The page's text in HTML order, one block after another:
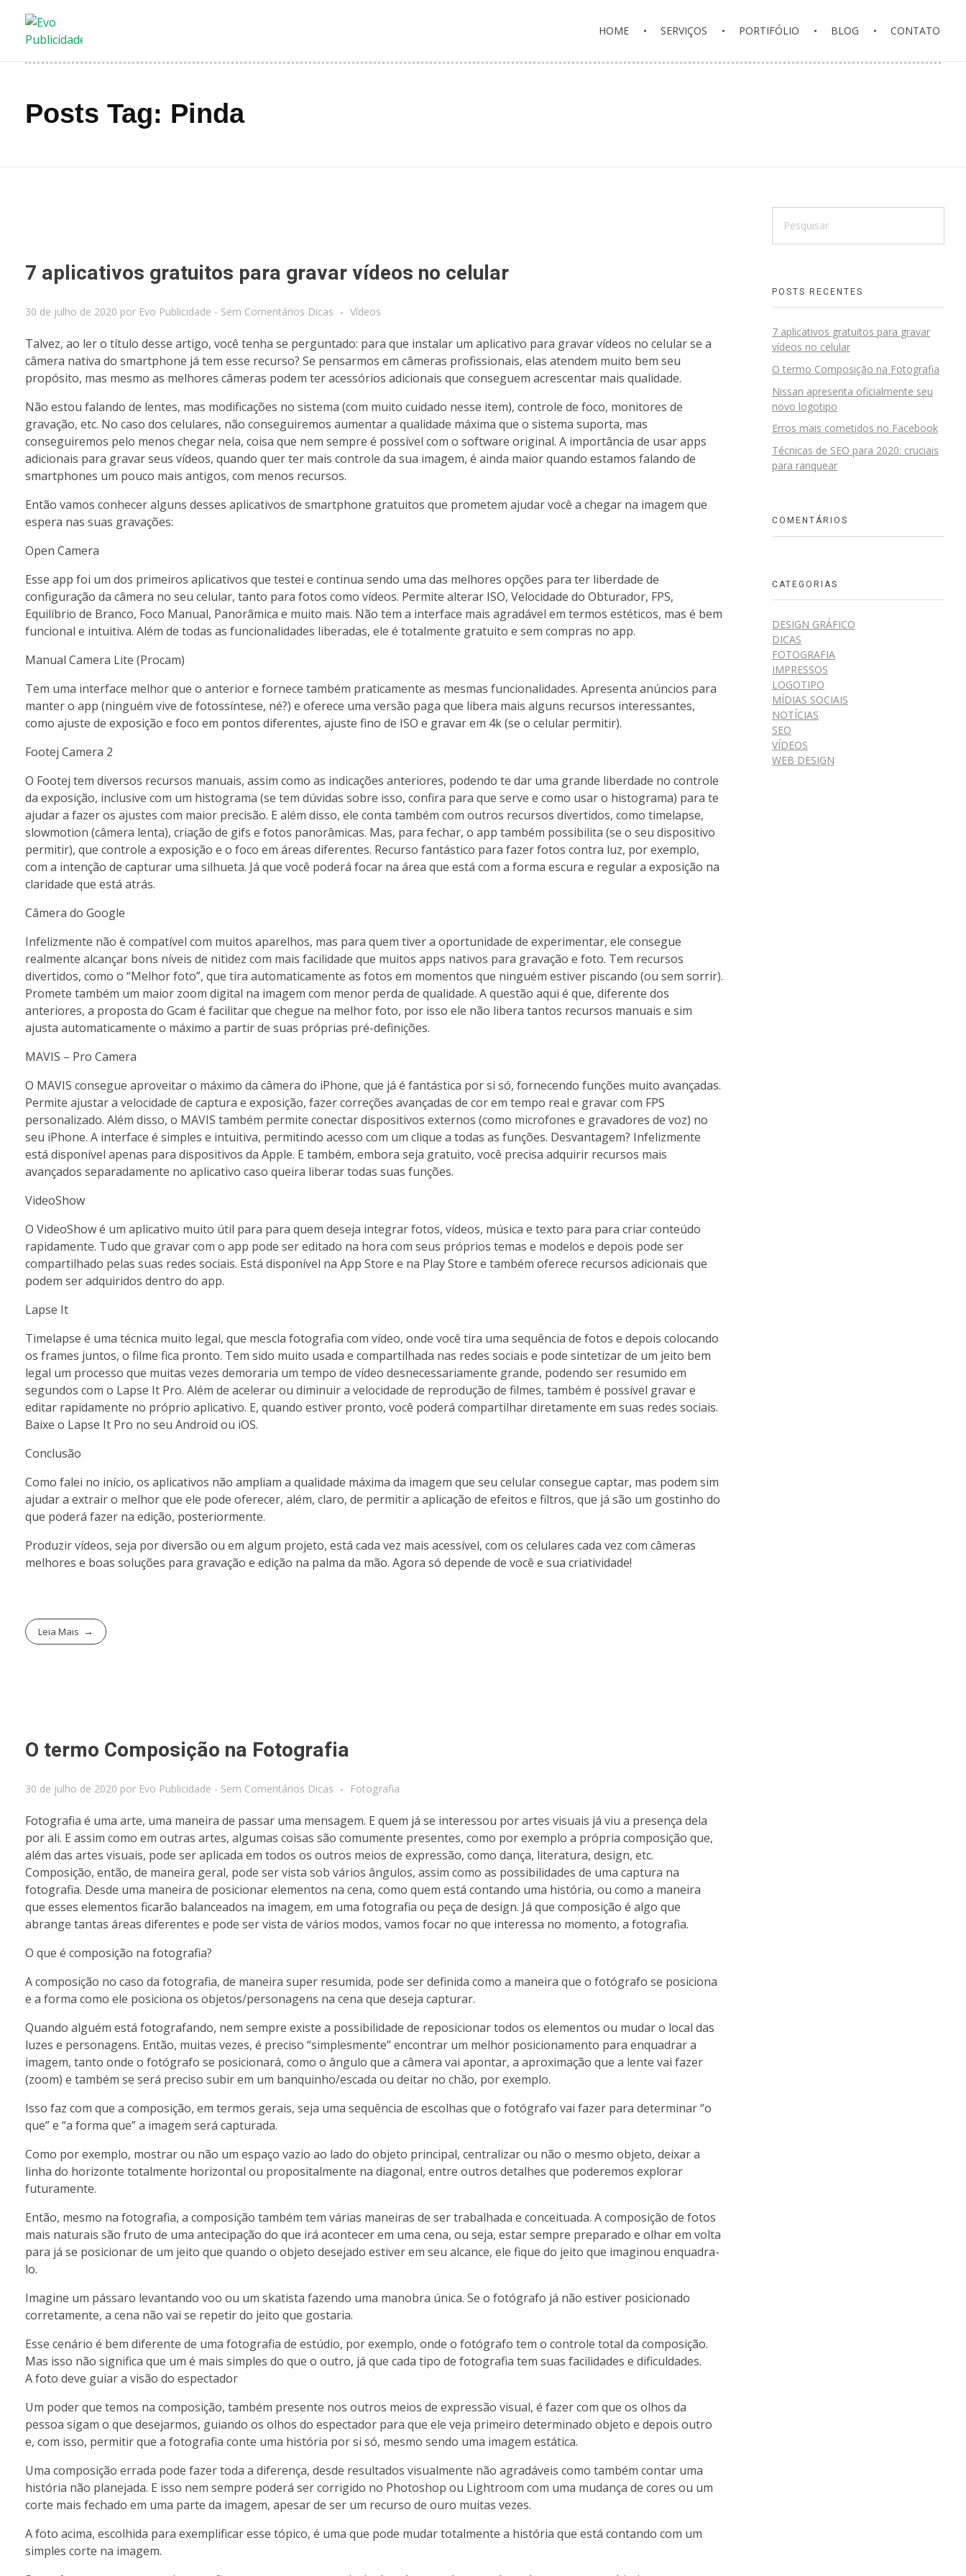
HOME SERVIÇOS PORTIFÓLIO BLOG CONTATO
Posts Tag: Pinda
7 aplicativos gratuitos para gravar vídeos no celular
30 de julho de 2020 por Evo Publicidade - Sem Comentários Dicas Vídeos
Talvez, ao ler o título desse artigo, você tenha se perguntado: para que instalar um aplicativo para gravar vídeos no celular se a
câmera nativa do smartphone já tem esse recurso? Se pensarmos em câmeras profissionais, elas atendem muito bem seu
propósito, mas mesmo as melhores câmeras podem ter acessórios adicionais que conseguem acrescentar mais qualidade.
Não estou falando de lentes, mas modificações no sistema (com muito cuidado nesse item), controle de foco, monitores de
gravação, etc. No caso dos celulares, não conseguiremos aumentar a qualidade máxima que o sistema suporta, mas
conseguiremos pelo menos chegar nela, coisa que nem sempre é possível com o software original. A importância de usar apps
adicionais para gravar seus vídeos, quando quer ter mais controle da sua imagem, é ainda maior quando estamos falando de
smartphones um pouco mais antigos, com menos recursos.
Então vamos conhecer alguns desses aplicativos de smartphone gratuitos que prometem ajudar você a chegar na imagem que
espera nas suas gravações:
Open Camera
Esse app foi um dos primeiros aplicativos que testei e continua sendo uma das melhores opções para ter liberdade de
configuração da câmera no seu celular, tanto para fotos como vídeos. Permite alterar ISO, Velocidade do Obturador, FPS,
Equilíbrio de Branco, Foco Manual, Panorâmica e muito mais. Não tem a interface mais agradável em termos estéticos, mas é bem
funcional e intuitiva. Além de todas as funcionalidades liberadas, ele é totalmente gratuito e sem compras no app.
Manual Camera Lite (Procam)
Tem uma interface melhor que o anterior e fornece também praticamente as mesmas funcionalidades. Apresenta anúncios para
manter o app (ninguém vive de fotossíntese, né?) e oferece uma versão paga que libera mais alguns recursos interessantes,
como ajuste de exposição e foco em pontos diferentes, ajuste fino de ISO e gravar em 4k (se o celular permitir).
Footej Camera 2
O Footej tem diversos recursos manuais, assim como as indicações anteriores, podendo te dar uma grande liberdade no controle
da exposição, inclusive com um histograma (se tem dúvidas sobre isso, confira para que serve e como usar o histograma) para te
ajudar a fazer os ajustes com maior precisão. E além disso, ele conta também com outros recursos divertidos, como timelapse,
slowmotion (câmera lenta), criação de gifs e fotos panorâmicas. Mas, para fechar, o app também possibilita (se o seu dispositivo
permitir), que controle a exposição e o foco em áreas diferentes. Recurso fantástico para fazer fotos contra luz, por exemplo,
com a intenção de capturar uma silhueta. Já que você poderá focar na área que está com a forma escura e regular a exposição na
claridade que está atrás.
Câmera do Google
Infelizmente não é compatível com muitos aparelhos, mas para quem tiver a oportunidade de experimentar, ele consegue
realmente alcançar bons níveis de nitidez com mais facilidade que muitos apps nativos para gravação e foto. Tem recursos
divertidos, como o “Melhor foto”, que tira automaticamente as fotos em momentos que ninguém estiver piscando (ou sem sorrir).
Promete também um maior zoom digital na imagem com menor perda de qualidade. A questão aqui é que, diferente dos
anteriores, a proposta do Gcam é facilitar que chegue na melhor foto, por isso ele não libera tantos recursos manuais e sim
ajusta automaticamente o máximo a partir de suas próprias pré-definições.
MAVIS – Pro Camera
O MAVIS consegue aproveitar o máximo da câmera do iPhone, que já é fantástica por si só, fornecendo funções muito avançadas.
Permite ajustar a velocidade de captura e exposição, fazer correções avançadas de cor em tempo real e gravar com FPS
personalizado. Além disso, o MAVIS também permite conectar dispositivos externos (como microfones e gravadores de voz) no
seu iPhone. A interface é simples e intuitiva, permitindo acesso com um clique a todas as funções. Desvantagem? Infelizmente
está disponível apenas para dispositivos da Apple. E também, embora seja gratuito, você precisa adquirir recursos mais
avançados separadamente no aplicativo caso queira liberar todas suas funções.
VideoShow
O VideoShow é um aplicativo muito útil para para quem deseja integrar fotos, vídeos, música e texto para para criar conteúdo
rapidamente. Tudo que gravar com o app pode ser editado na hora com seus próprios temas e modelos e depois pode ser
compartilhado pelas suas redes sociais. Está disponível na App Store e na Play Store e também oferece recursos adicionais que
podem ser adquiridos dentro do app.
Lapse It
Timelapse é uma técnica muito legal, que mescla fotografia com vídeo, onde você tira uma sequência de fotos e depois colocando
os frames juntos, o filme fica pronto. Tem sido muito usada e compartilhada nas redes sociais e pode sintetizar de um jeito bem
legal um processo que muitas vezes demoraria um tempo de vídeo desnecessariamente grande, podendo ser resumido em
segundos com o Lapse It Pro. Além de acelerar ou diminuir a velocidade de reprodução de filmes, também é possível gravar e
editar rapidamente no próprio aplicativo. E, quando estiver pronto, você poderá compartilhar diretamente em suas redes sociais.
Baixe o Lapse It Pro no seu Android ou iOS.
Conclusão
Como falei no início, os aplicativos não ampliam a qualidade máxima da imagem que seu celular consegue captar, mas podem sim
ajudar a extrair o melhor que ele pode oferecer, além, claro, de permitir a aplicação de efeitos e filtros, que já são um gostinho do
que poderá fazer na edição, posteriormente.
Produzir vídeos, seja por diversão ou em algum projeto, está cada vez mais acessível, com os celulares cada vez com câmeras
melhores e boas soluções para gravação e edição na palma da mão. Agora só depende de você e sua criatividade!
Leia Mais
O termo Composição na Fotografia
30 de julho de 2020 por Evo Publicidade - Sem Comentários Dicas Fotografia
Fotografia é uma arte, uma maneira de passar uma mensagem. E quem já se interessou por artes visuais já viu a presença dela
por ali. E assim como em outras artes, algumas coisas são comumente presentes, como por exemplo a própria composição que,
além das artes visuais, pode ser aplicada em todos os outros meios de expressão, como dança, literatura, design, etc.
Composição, então, de maneira geral, pode ser vista sob vários ângulos, assim como as possibilidades de uma captura na
fotografia. Desde uma maneira de posicionar elementos na cena, como quem está contando uma história, ou como a maneira
que esses elementos ficarão balanceados na imagem, em uma fotografia ou peça de design. Já que composição é algo que
abrange tantas áreas diferentes e pode ser vista de vários modos, vamos focar no que interessa no momento, a fotografia.
O que é composição na fotografia?
A composição no caso da fotografia, de maneira super resumida, pode ser definida como a maneira que o fotógrafo se posiciona
e a forma como ele posiciona os objetos/personagens na cena que deseja capturar.
Quando alguém está fotografando, nem sempre existe a possibilidade de reposicionar todos os elementos ou mudar o local das
luzes e personagens. Então, muitas vezes, é preciso “simplesmente” encontrar um melhor posicionamento para enquadrar a
imagem, tanto onde o fotógrafo se posicionará, como o ângulo que a câmera vai apontar, a aproximação que a lente vai fazer
(zoom) e também se será preciso subir em um banquinho/escada ou deitar no chão, por exemplo.
Isso faz com que a composição, em termos gerais, seja uma sequência de escolhas que o fotógrafo vai fazer para determinar “o
que” e “a forma que” a imagem será capturada.
Como por exemplo, mostrar ou não um espaço vazio ao lado do objeto principal, centralizar ou não o mesmo objeto, deixar a
linha do horizonte totalmente horizontal ou propositalmente na diagonal, entre outros detalhes que poderemos explorar
futuramente.
Então, mesmo na fotografia, a composição também tem várias maneiras de ser trabalhada e conceituada. A composição de fotos
mais naturais são fruto de uma antecipação do que irá acontecer em uma cena, ou seja, estar sempre preparado e olhar em volta
para já se posicionar de um jeito que quando o objeto desejado estiver em seu alcance, ele fique do jeito que imaginou enquadra-
lo.
Imagine um pássaro levantando voo ou um skatista fazendo uma manobra única. Se o fotógrafo já não estiver posicionado
corretamente, a cena não vai se repetir do jeito que gostaria.
Esse cenário é bem diferente de uma fotografia de estúdio, por exemplo, onde o fotógrafo tem o controle total da composição.
Mas isso não significa que um é mais simples do que o outro, já que cada tipo de fotografia tem suas facilidades e dificuldades.
A foto deve guiar a visão do espectador
Um poder que temos na composição, também presente nos outros meios de expressão visual, é fazer com que os olhos da
pessoa sigam o que desejarmos, guiando os olhos do espectador para que ele veja primeiro determinado objeto e depois outro
e, com isso, permitir que a fotografia conte uma história por si só, mesmo sendo uma imagem estática.
Uma composição errada pode fazer toda a diferença, desde resultados visualmente não agradáveis como também contar uma
história não planejada. E isso nem sempre poderá ser corrigido no Photoshop ou Lightroom com uma mudança de cores ou um
corte mais fechado em uma parte da imagem, apesar de ser um recurso de ouro muitas vezes.
A foto acima, escolhida para exemplificar esse tópico, é uma que pode mudar totalmente a história que está contando com um
simples corte na imagem.
POSTS RECENTES
7 aplicativos gratuitos para gravar
vídeos no celular
O termo Composição na Fotografia
Nissan apresenta oficialmente seu
novo logotipo
Erros mais cometidos no Facebook
Técnicas de SEO para 2020: cruciais
para ranquear
COMENTÁRIOS
CATEGORIAS
DESIGN GRÁFICO
DICAS
FOTOGRAFIA
IMPRESSOS
LOGOTIPO
MÍDIAS SOCIAIS
NOTÍCIAS
SEO
VÍDEOS
WEB DESIGN